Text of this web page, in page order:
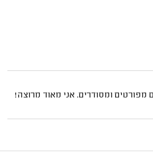
מפורטים ומסודרים. אני מאוד מרוצה!